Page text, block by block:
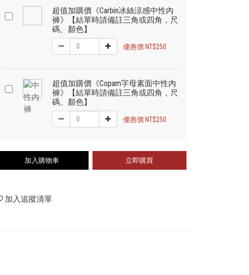
超值加購價《Carbin冰絲涼感中性內
褲》【結單時請備註三角或四角，尺
碼、顏色】
優惠價 NT$250
超值加購價《Copam字母素面中性內
褲》【結單時請備註三角或四角，尺
碼、顏色】
優惠價 NT$250
加入購物車 立即購買
加入追蹤清單